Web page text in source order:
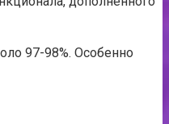
97-98%. Особенно